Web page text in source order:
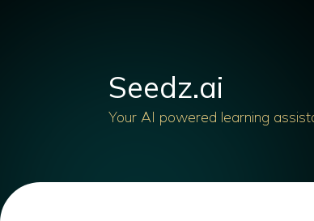
Seedz.ai
Your AI powered learning